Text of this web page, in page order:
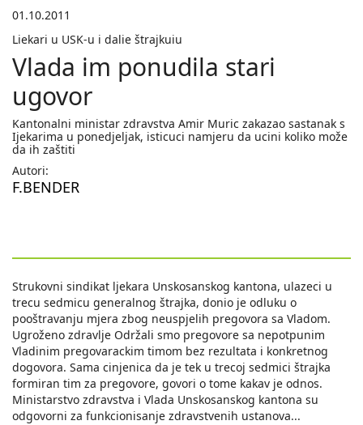
01.10.2011
Liekari u USK-u i dalie štrajkuiu
Vlada im ponudila stari
ugovor
Kantonalni ministar zdravstva Amir Muric zakazao sastanak s
Ijekarima u ponedjeljak, isticuci namjeru da ucini koliko može
da ih zaštiti
Autori:
F.BENDER
Strukovni sindikat ljekara Unskosanskog kantona, ulazeci u
trecu sedmicu generalnog štrajka, donio je odluku o
pooštravanju mjera zbog neuspjelih pregovora sa Vladom.
Ugroženo zdravlje Održali smo pregovore sa nepotpunim
Vladinim pregovarackim timom bez rezultata i konkretnog
dogovora. Sama cinjenica da je tek u trecoj sedmici štrajka
formiran tim za pregovore, govori o tome kakav je odnos.
Ministarstvo zdravstva i Vlada Unskosanskog kantona su
odgovorni za funkcionisanje zdravstvenih ustanova...